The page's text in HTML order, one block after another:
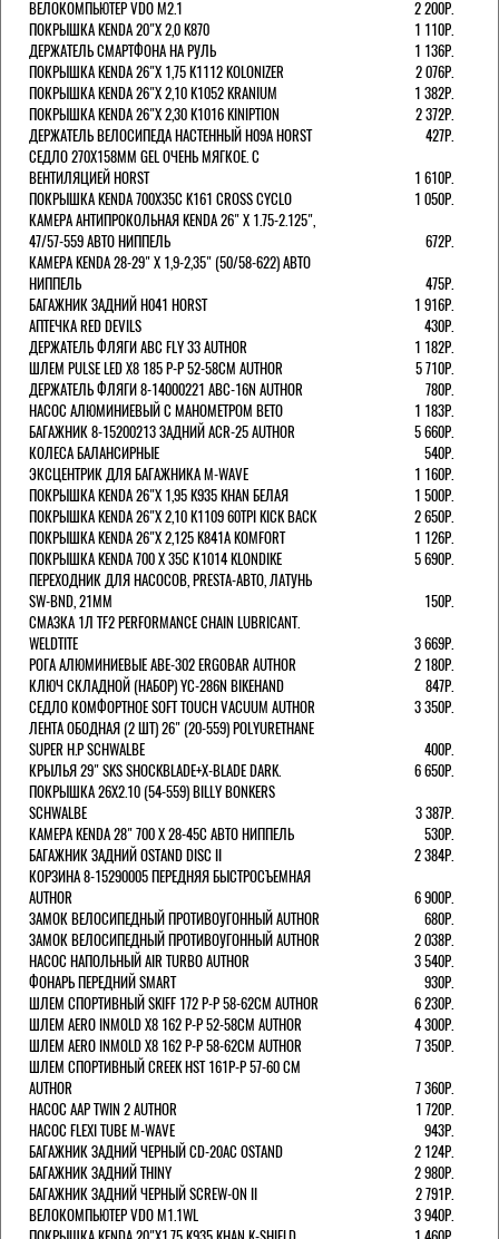
ВЕЛОКОМПЬЮТЕР VDO M2.1
2 200Р.
ПОКРЫШКА KENDA 20"Х 2,0 K870
1 110Р.
ДЕРЖАТЕЛЬ СМАРТФОНА НА РУЛЬ
1 136Р.
ПОКРЫШКА KENDA 26"Х 1,75 K1112 KOLONIZER
2 076Р.
ПОКРЫШКА KENDA 26"Х 2,10 K1052 KRANIUM
1 382Р.
ПОКРЫШКА KENDA 26"Х 2,30 K1016 KINIPTION
2 372Р.
ДЕРЖАТЕЛЬ ВЕЛОСИПЕДА НАСТЕННЫЙ H09A HORST
427Р.
СЕДЛО 270Х158ММ GEL ОЧЕНЬ МЯГКОЕ. С
ВЕНТИЛЯЦИЕЙ HORST
1 610Р.
ПОКРЫШКА KENDA 700Х35С K161 CROSS CYCLO
1 050Р.
КАМЕРА АНТИПРОКОЛЬНАЯ KENDA 26" Х 1.75-2.125",
47/57-559 АВТО НИППЕЛЬ
672Р.
КАМЕРА KENDA 28-29" Х 1,9-2,35" (50/58-622) АВТО
НИППЕЛЬ
475Р.
БАГАЖНИК ЗАДНИЙ H041 HORST
1 916Р.
АПТЕЧКА RED DEVILS
430Р.
ДЕРЖАТЕЛЬ ФЛЯГИ АВС FLY 33 AUTHOR
1 182Р.
ШЛЕМ PULSE LED X8 185 Р-Р 52-58СМ AUTHOR
5 710Р.
ДЕРЖАТЕЛЬ ФЛЯГИ 8-14000221 ABC-16N AUTHOR
780Р.
НАСОС АЛЮМИНИЕВЫЙ С МАНОМЕТРОМ BETO
1 183Р.
БАГАЖНИК 8-15200213 ЗАДНИЙ ACR-25 AUTHOR
5 660Р.
КОЛЕСА БАЛАНСИРНЫЕ
540Р.
ЭКСЦЕНТРИК ДЛЯ БАГАЖНИКА M-WAVE
1 160Р.
ПОКРЫШКА KENDA 26"Х 1,95 K935 KHAN БЕЛАЯ
1 500Р.
ПОКРЫШКА KENDA 26"Х 2,10 K1109 60TPI KICK BACK
2 650Р.
ПОКРЫШКА KENDA 26"Х 2,125 K841A KOMFORT
1 126Р.
ПОКРЫШКА KENDA 700 Х 35С К1014 KLONDIKE
5 690Р.
ПЕРЕХОДНИК ДЛЯ НАСОСОВ, PRESTA-АВТО, ЛАТУНЬ
SW-BND, 21ММ
150Р.
СМАЗКА 1Л TF2 PERFORMANCE CHAIN LUBRICANT.
WELDTITE
3 669Р.
РОГА АЛЮМИНИЕВЫЕ ABE-302 ERGOBAR AUTHOR
2 180Р.
КЛЮЧ СКЛАДНОЙ (НАБОР) YC-286N BIKEHAND
847Р.
СЕДЛО КОМФОРТНОЕ SOFT TOUCH VACUUM AUTHOR
3 350Р.
ЛЕНТА ОБОДНАЯ (2 ШТ) 26" (20-559) POLYURETHANE
SUPER H.P SCHWALBE
400Р.
КРЫЛЬЯ 29" SKS SHOCKBLADE+X-BLADE DARK.
6 650Р.
ПОКРЫШКА 26X2.10 (54-559) BILLY BONKERS
SCHWALBE
3 387Р.
КАМЕРА KENDA 28" 700 Х 28-45С АВТО НИППЕЛЬ
530Р.
БАГАЖНИК ЗАДНИЙ OSTAND DISC II
2 384Р.
КОРЗИНА 8-15290005 ПЕРЕДНЯЯ БЫСТРОСЪЕМНАЯ
AUTHOR
6 900Р.
ЗАМОК ВЕЛОСИПЕДНЫЙ ПРОТИВОУГОННЫЙ AUTHOR
680Р.
ЗАМОК ВЕЛОСИПЕДНЫЙ ПРОТИВОУГОННЫЙ AUTHOR
2 038Р.
НАСОС НАПОЛЬНЫЙ AIR TURBO AUTHOR
3 540Р.
ФОНАРЬ ПЕРЕДНИЙ SMART
930Р.
ШЛЕМ СПОРТИВНЫЙ SKIFF 172 Р-Р 58-62СМ AUTHOR
6 230Р.
ШЛЕМ AERO INMOLD X8 162 Р-Р 52-58СМ AUTHOR
4 300Р.
ШЛЕМ AERO INMOLD X8 162 Р-Р 58-62СМ AUTHOR
7 350Р.
ШЛЕМ СПОРТИВНЫЙ CREEK HST 161Р-Р 57-60 СМ
AUTHOR
7 360Р.
НАСОС AAP TWIN 2 AUTHOR
1 720Р.
НАСОС FLEXI TUBE M-WAVE
943Р.
БАГАЖНИК ЗАДНИЙ ЧЕРНЫЙ СD-20AC OSTAND
2 124Р.
БАГАЖНИК ЗАДНИЙ THINY
2 980Р.
БАГАЖНИК ЗАДНИЙ ЧЕРНЫЙ SCREW-ON II
2 791Р.
ВЕЛОКОМПЬЮТЕР VDO M1.1WL
3 940Р.